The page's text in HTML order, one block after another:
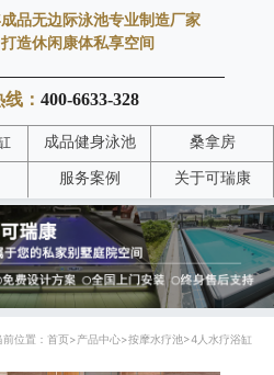
成品无边际泳池专业制造厂家
造休闲康体私享空间
： 400-6633-328
成品健身泳池 桑拿房
服务案例 关于可瑞康
前位置： 首页>产品中心>按摩水疗池>4人水疗浴缸